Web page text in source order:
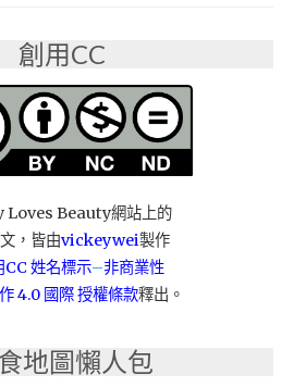
鋪
(原-
大
師
兄
煎
包
大
餅)"
創用CC
Loves Beauty網站上的
，皆由vickeywei製作
CC 姓名標示–非商業性
4.0 國際 授權條款釋出。
地圖懶人包